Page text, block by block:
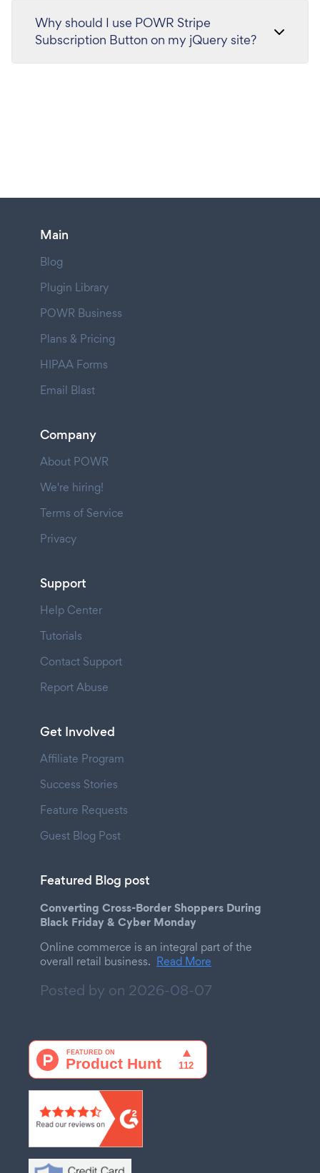
Why should I use POWR Stripe
Subscription Button on my jQuery site?
Main
Blog
Plugin Library
POWR Business
Plans & Pricing
HIPAA Forms
Email Blast
Company
About POWR
We're hiring!
Terms of Service
Privacy
Support
Help Center
Tutorials
Contact Support
Report Abuse
Get Involved
Affiliate Program
Success Stories
Feature Requests
Guest Blog Post
Featured Blog post
Converting Cross-Border Shoppers During
Black Friday & Cyber Monday
Online commerce is an integral part of the
overall retail business. Read More
Posted by on 2026-08-07